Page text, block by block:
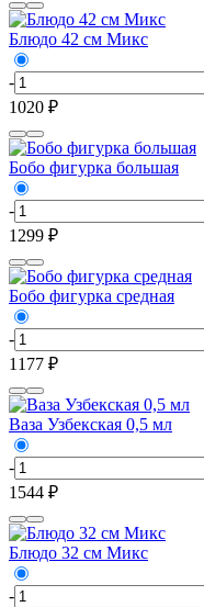
Блюдо 42 см Микс
-
1020 ₽
Бобо фигурка большая
-
1299 ₽
Бобо фигурка средная
-
1177 ₽
Ваза Узбекская 0,5 мл
-
1544 ₽
Блюдо 32 см Микс
-